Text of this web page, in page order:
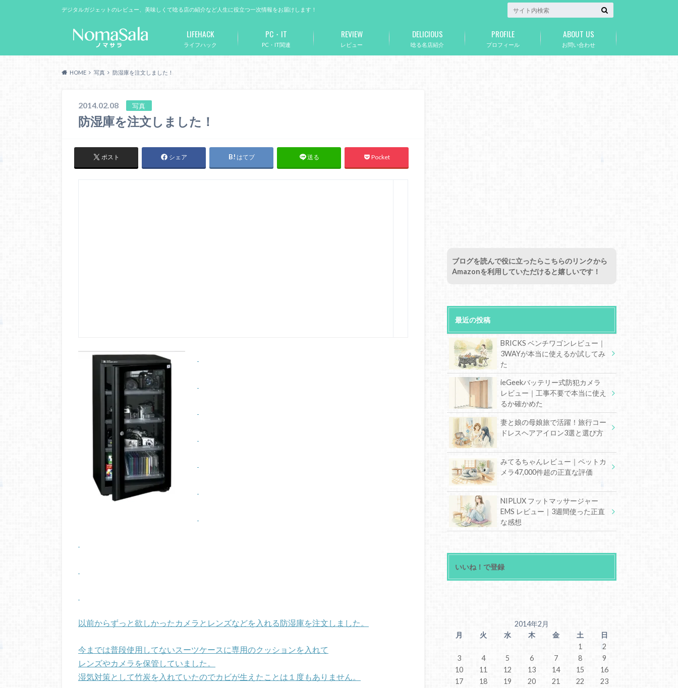
デジタルガジェットのレビュー、美味しくて唸る店の紹介など人生に役立つ一次情報をお届けします！
ライフハック
LIFEHACK
PC・IT関連
PC・IT
レビュー
REVIEW
唸る名店紹介
DELICIOUS
プロフィール
PROFILE
お問い合わせ
ABOUT US
HOME 写真 防湿庫を注文しました！
2014.02.08 写真
防湿庫を注文しました！
ポスト シェア はてブ 送る Pocket
以前からずっと欲しかったカメラとレンズなどを入れる防湿庫を注文しました。
今までは普段使用してないスーツケースに専用のクッションを入れて
レンズやカメラを保管していました。
湿気対策として竹炭を入れていたのでカビが生えたことは１度もありません。
ブログを読んで役に立ったらこちらのリンクから
Amazonを利用していただけると嬉しいです！
最近の投稿
BRICKS ベンチワゴンレビュー｜
3WAYが本当に使えるか試してみ
た
ieGeekバッテリー式防犯カメラ
レビュー｜工事不要で本当に使え
るか確かめた
妻と娘の母娘旅で活躍！旅行コー
ドレスヘアアイロン3選と選び方
みてるちゃんレビュー｜ペットカ
メラ47,000件超の正直な評価
NIPLUX フットマッサージャー
EMS レビュー｜3週間使った正直
な感想
いいね！で登録
2014年2月
月
火 水 木 金 土
日
1
2
3
4 5 6 7 8
9
10
11 12 13 14 15
16
17
18 19 20 21 22
23